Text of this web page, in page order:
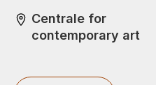
Centrale for
contemporary art